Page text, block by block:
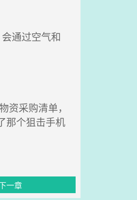
通过空气和
采购清单，
那个狙击手机
一章